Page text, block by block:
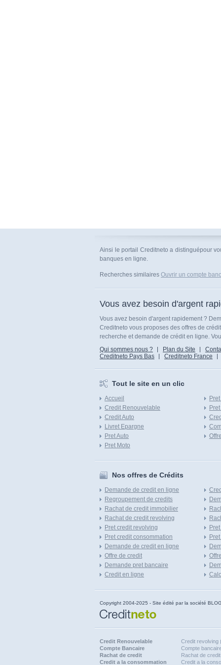
Ainsi le portail Creditneto a distinguépour
banques en ligne.
Recherches similaires Ouvrir un compte
Vous avez besoin d'argent
Vous avez besoin d'argent rapidement ?
Creditneto vous proposes des offres de
recherche et demande de crédit en ligne.
Qui sommes nous ?
Plan du Site
Creditneto Pays Bas
Creditneto France
Tout le site en un clic
Accueil
Credit Renouvelable
Credit Auto
Livret Epargne
Pret Auto
Pret Moto
Nos offres de Crédits
Demande de credit en ligne
Regroupement de credits
Rachat de credit immobilier
Rachat de credit revolving
Pret credit revolving
Pret credit consommation
Demande de credit en ligne
Offre de credit
Demande pret bancaire
Credit en ligne
Copyright 2004-2025 - Site édité par la société
Credit Renouvelable
Credit revolving
Compte Bancaire
Compte
Rachat de credit
Rachat de credit
Credit a la consommation
Credit a la